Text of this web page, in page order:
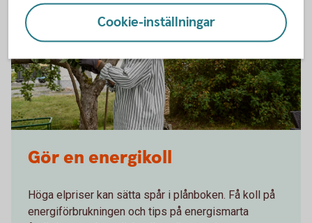
Gör en energikoll
Höga elpriser kan sätta spår i plånboken. Få koll på
energiförbrukningen och tips på energismarta
Cookie-inställningar